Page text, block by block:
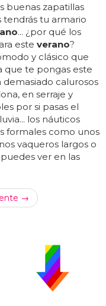
buenas zapatillas
tu armario
... ¿por qué los
este verano?
y clásico que
que te pongas este
demasiado calurosos
en serraje y
por si pasas el
los náuticos
formales como unos
vaqueros largos o
ver en las
→